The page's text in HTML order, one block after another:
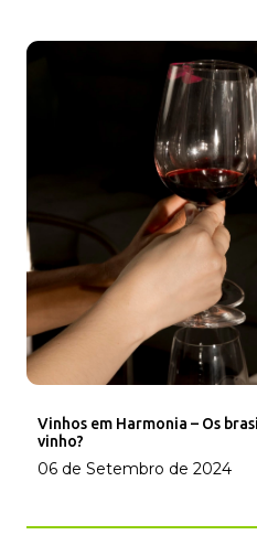
Vinhos em Harmonia – Os
vinho?
06 de Setembro de 2024